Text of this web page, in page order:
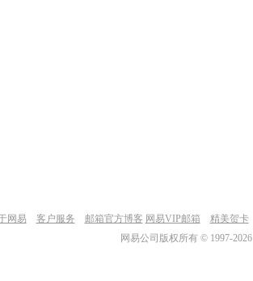
网易 客户服务 邮箱官方博客 网易VIP邮箱 精美贺卡
网易公司版权所有 © 1997-2026